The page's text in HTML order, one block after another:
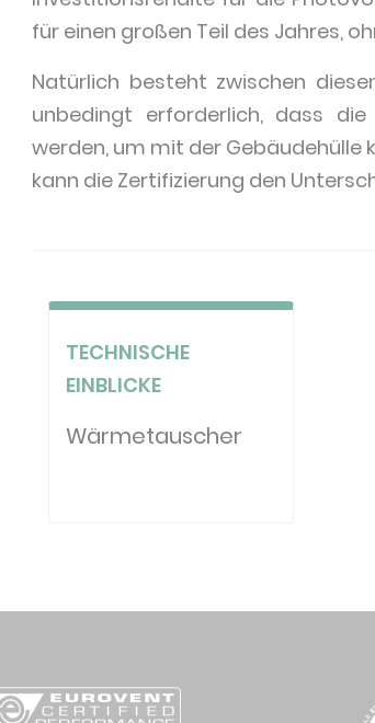
für einen großen Teil des Jahres,
Natürlich besteht zwischen
unbedingt erforderlich, dass
werden, um mit der Gebäudehülle
kann die Zertifizierung den
TECHNISCHE
EINBLICKE
Wärmetauscher